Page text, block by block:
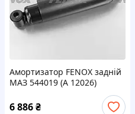
Амортизатор FENOX задній
МАЗ 544019 (A 12026)
6 886₴